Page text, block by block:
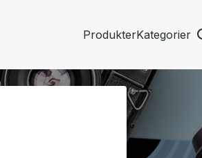
ProdukterKategorier